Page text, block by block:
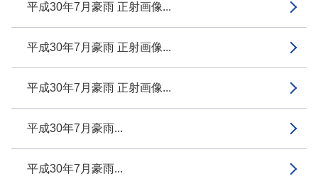
平成30年7月豪雨 正射画像...
平成30年7月豪雨 正射画像...
平成30年7月豪雨 正射画像...
平成30年7月豪雨...
平成30年7月豪雨...